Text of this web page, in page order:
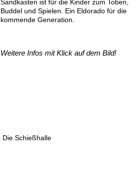
Sandkasten ist für die Kinder zum Toben,
Buddel und Spielen. Ein Eldorado für die
kommende Generation.
Weitere Infos mit Klick auf dem Bild!
Die Schießhalle